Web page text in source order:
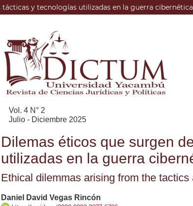
y tecnologías utilizadas en la guerra cibernética